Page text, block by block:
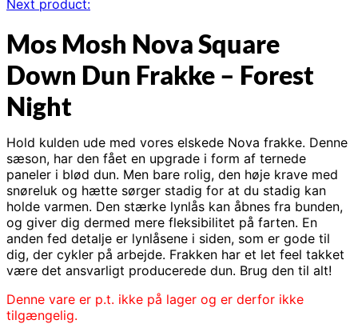
Next product:
Mos Mosh Nova Square
Down Dun Frakke – Forest
Night
Hold kulden ude med vores elskede Nova frakke. Denne
sæson, har den fået en upgrade i form af ternede
paneler i blød dun. Men bare rolig, den høje krave med
snøreluk og hætte sørger stadig for at du stadig kan
holde varmen. Den stærke lynlås kan åbnes fra bunden,
og giver dig dermed mere fleksibilitet på farten. En
anden fed detalje er lynlåsene i siden, som er gode til
dig, der cykler på arbejde. Frakken har et let feel takket
være det ansvarligt producerede dun. Brug den til alt!
Denne vare er p.t. ikke på lager og er derfor ikke
tilgængelig.